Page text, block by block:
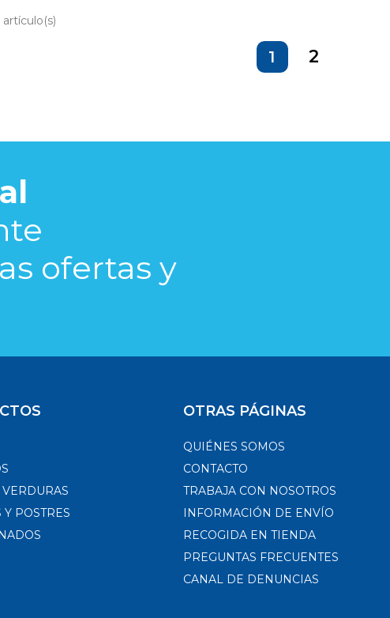
artículo(s)
1 2
ofertas y
VERDURAS
POSTRES
OTRAS PÁGINAS
QUIÉNES SOMOS
CONTACTO
TRABAJA CON NOSOTROS
INFORMACIÓN DE ENVÍO
RECOGIDA EN TIENDA
PREGUNTAS FRECUENTES
CANAL DE DENUNCIAS